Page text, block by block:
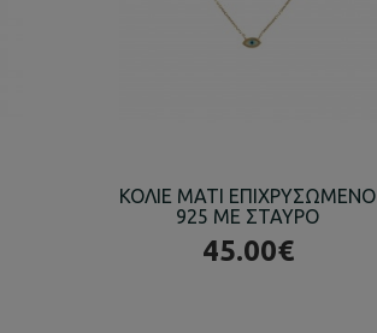
ΚΟΛΙΕ ΜΑΤΙ ΕΠΙΧΡΥΣΩΜΕΝΟ
925 ΜΕ ΣΤΑΥΡΟ
45.00€